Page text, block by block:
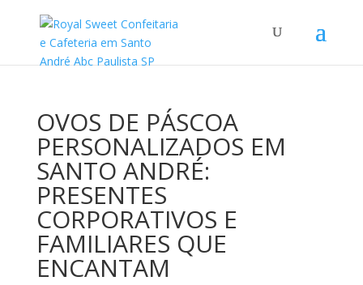
OVOS DE PÁSCOA
PERSONALIZADOS EM
SANTO ANDRÉ:
PRESENTES
CORPORATIVOS E
FAMILIARES QUE
ENCANTAM